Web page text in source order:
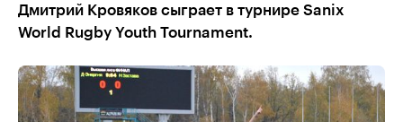
Дмитрий Кровяков сыграет в турнире Sanix
World Rugby Youth Tournament.